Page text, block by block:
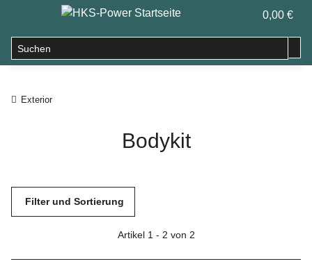
0,00 €
Exterior
Bodykit
Filter und Sortierung
Artikel 1 - 2 von 2